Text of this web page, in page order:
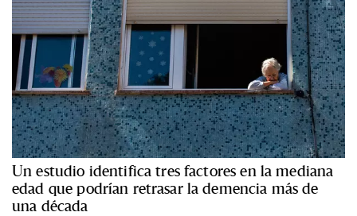
Un estudio identifica tres factores en la mediana
edad que podrían retrasar la demencia más de
una década